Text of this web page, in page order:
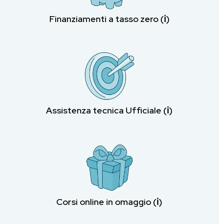
Finanziamenti a tasso zero (ℹ︎)
Assistenza tecnica Ufficiale (ℹ︎)
Corsi online in omaggio (ℹ︎)